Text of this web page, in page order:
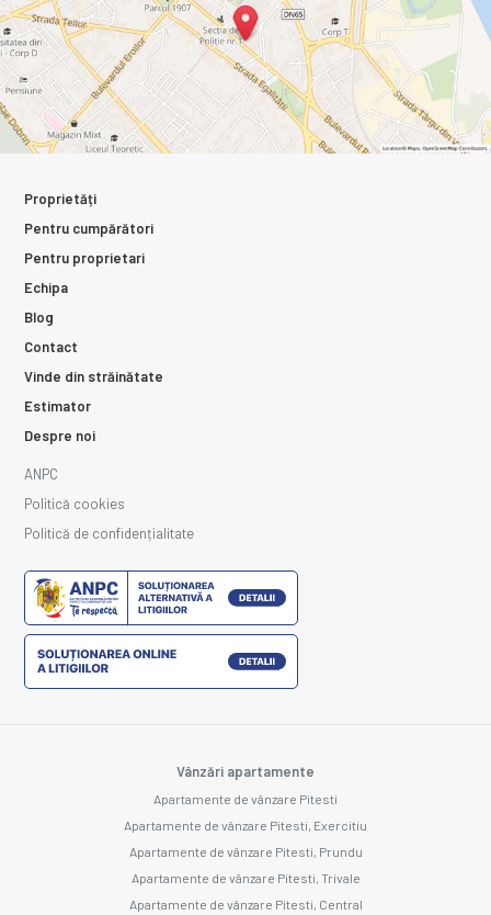
Proprietăți
Pentru cumpărători
Pentru proprietari
Echipa
Blog
Contact
Vinde din străinătate
Estimator
Despre noi
ANPC
Politică cookies
Politică de confidențialitate
Vânzări apartamente
Apartamente de vânzare Pitesti
Apartamente de vânzare Pitesti, Exercitiu
Apartamente de vânzare Pitesti, Prundu
Apartamente de vânzare Pitesti, Trivale
Apartamente de vânzare Pitesti, Central